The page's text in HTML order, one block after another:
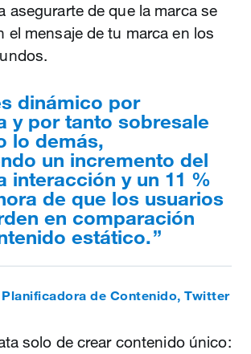
asegurarte de que la marca se
el mensaje de tu marca en los
dinámico por
y por tanto sobresale
lo demás,
un incremento del
interacción y un 11 %
de que los usuarios
en comparación
estático.
de Contenido, Twitter
solo de crear contenido único: